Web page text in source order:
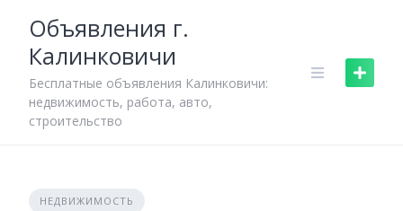
content
Объявления г.
Калинковичи
Бесплатные объявления Калинковичи:
недвижимость, работа, авто,
строительство
НЕДВИЖИМОСТЬ